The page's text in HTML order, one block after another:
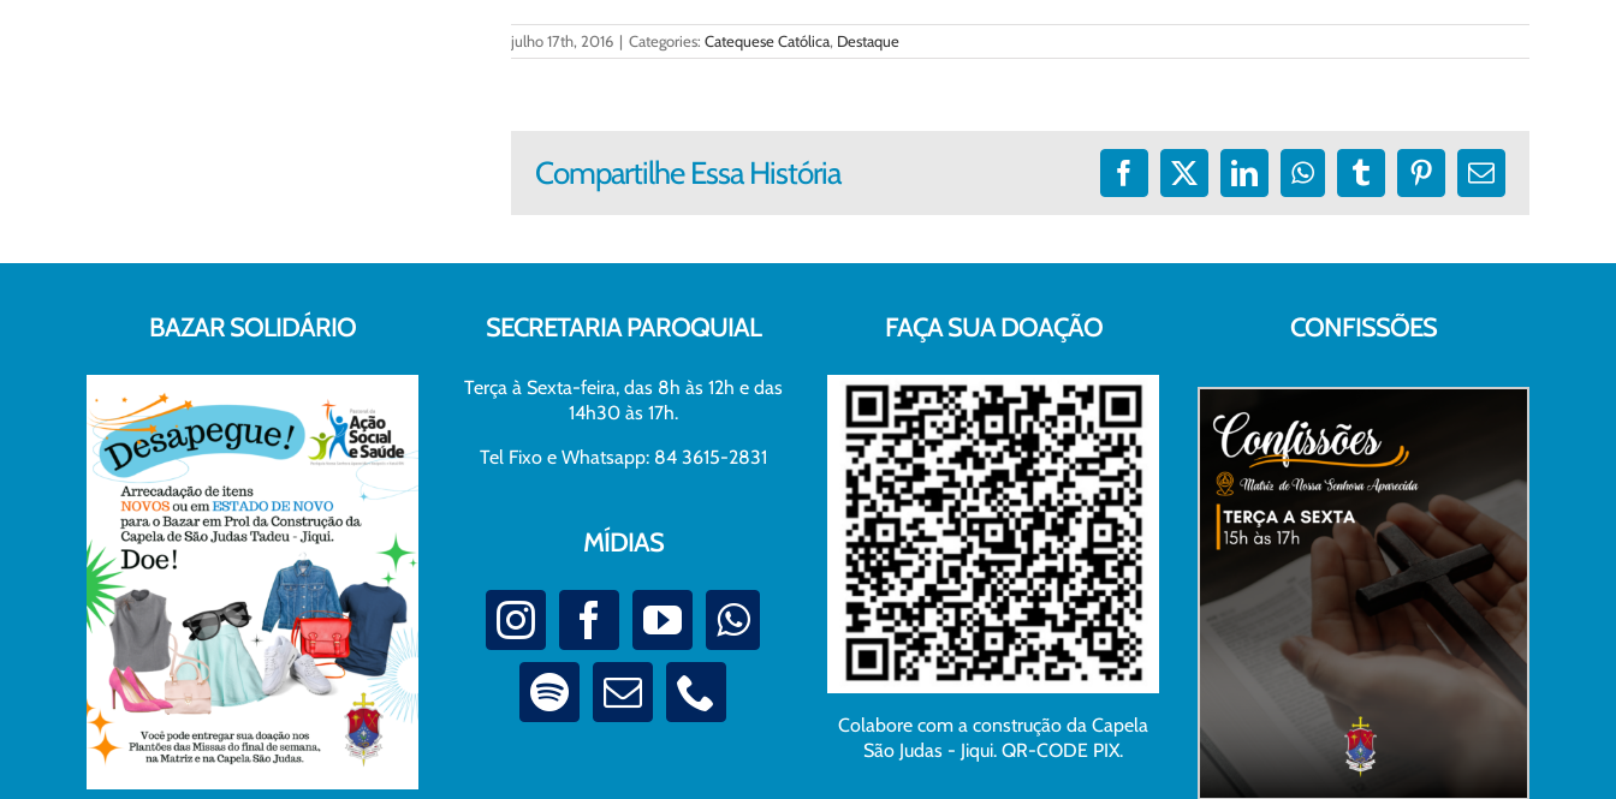
julho 17th, 2016 | Categories: Catequese Católica, Destaque
Compartilhe Essa História Facebook
X LinkedInWhatsApp
TumblrPinterest
E-
BAZAR SOLIDÁRIO SECRETARIA PAROQUIAL
Terça à Sexta-feira, das 8h às 12h e das
14h30 às 17h.
Tel Fixo e Whatsapp: 84 3615-2831
MÍDIAS
FAÇA SUA DOAÇÃO
Colabore com a construção da Capela
São Judas - Jiqui. QR-CODE PIX.
CONFISSÕES